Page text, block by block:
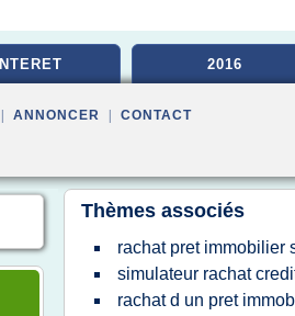
INTERET 2016
ANNONCER CONTACT
Thèmes associés
rachat pret immobilier
simulateur rachat
rachat d un pret